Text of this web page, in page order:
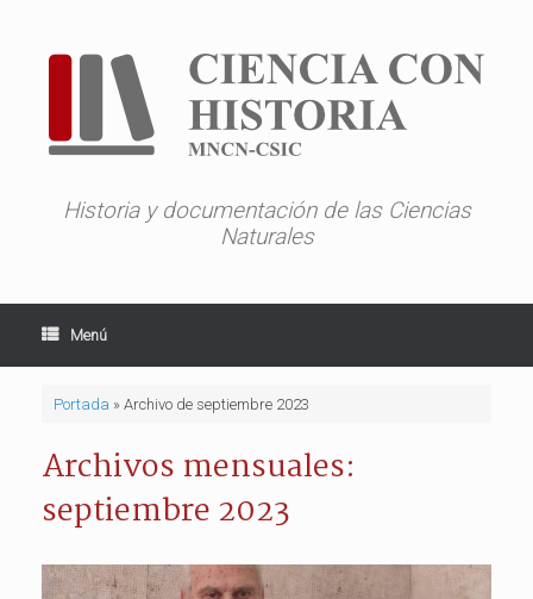
contenido
Historia y documentación de las Ciencias
Naturales
Menú
Portada » Archivo de septiembre 2023
Archivos mensuales:
septiembre 2023